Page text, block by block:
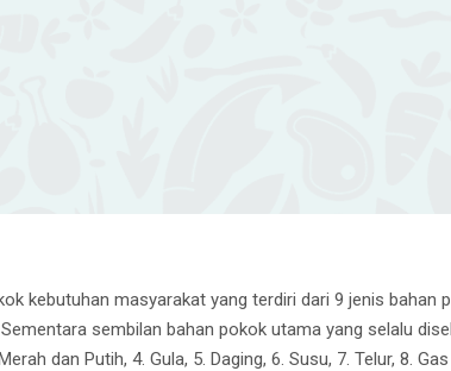
kebutuhan masyarakat yang terdiri dari 9 jenis bahan
sembilan bahan pokok utama yang selalu
dan Putih, 4. Gula, 5. Daging, 6. Susu, 7. Telur, 8.